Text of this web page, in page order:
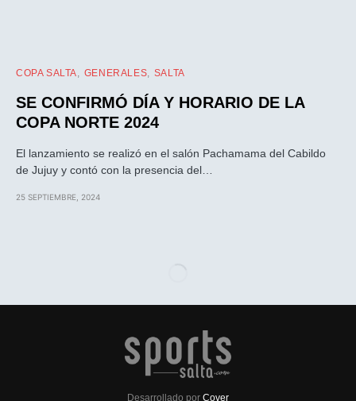
COPA SALTA GENERALES SALTA
SE CONFIRMÓ DÍA Y HORARIO DE LA
COPA NORTE 2024
El lanzamiento se realizó en el salón Pachamama del Cabildo
de Jujuy y contó con la presencia del…
25 SEPTIEMBRE, 2024
Desarrollado por Cover